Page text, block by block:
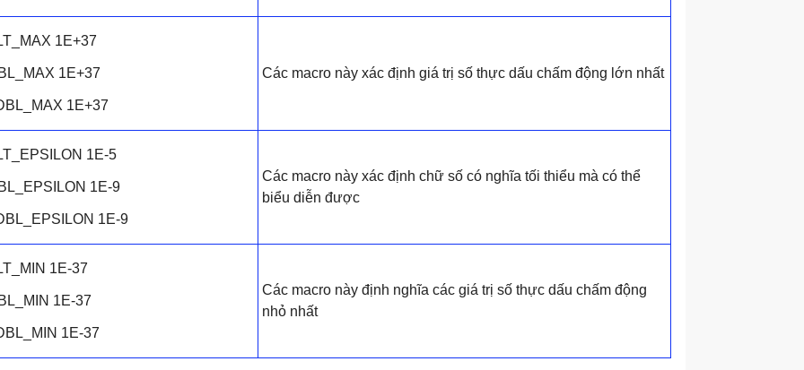
1E+37
1E+37
1E+37
Các macro này xác định giá trị số thực dấu chấm động lớn nhất
1E-5
1E-9
1E-9
Các macro này xác định chữ số có nghĩa tối thiểu mà có thể
biểu diễn được
1E-37
1E-37
1E-37
Các macro này định nghĩa các giá trị số thực dấu chấm động
nhỏ nhất